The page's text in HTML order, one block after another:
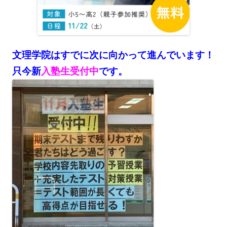
文理学院はすでに次に向かって進んでいます！
只今新入塾生受付中です。